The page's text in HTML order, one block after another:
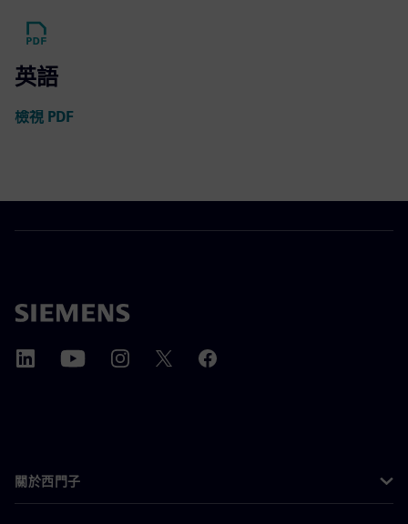
英語
檢視 PDF
關於西門子